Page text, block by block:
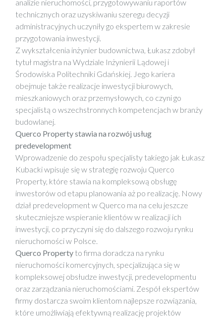
analizie nieruchomości, przygotowywaniu raportów
technicznych oraz uzyskiwaniu szeregu decyzji
administracyjnych uczyniły go ekspertem w zakresie
przygotowania inwestycji.
Z wykształcenia inżynier budownictwa, Łukasz zdobył
tytuł magistra na Wydziale Inżynierii Lądowej i
Środowiska Politechniki Gdańskiej. Jego kariera
obejmuje także realizacje inwestycji biurowych,
mieszkaniowych oraz przemysłowych, co czyni go
specjalistą o wszechstronnych kompetencjach w branży
budowlanej.
Querco Property stawia na rozwój usług
predevelopment
Wprowadzenie do zespołu specjalisty takiego jak Łukasz
Kubacki wpisuje się w strategię rozwoju Querco
Property, które stawia na kompleksową obsługę
inwestorów od etapu planowania aż po realizację. Nowy
dział predevelopment w Querco ma na celu jeszcze
skuteczniejsze wspieranie klientów w realizacji ich
inwestycji, co przyczyni się do dalszego rozwoju rynku
nieruchomości w Polsce.
Querco Property to firma doradcza na rynku
nieruchomości komercyjnych, specjalizująca się w
kompleksowej obsłudze inwestycji, predevelopmentu
oraz zarządzania nieruchomościami. Zespół ekspertów
firmy dostarcza swoim klientom najlepsze rozwiązania,
które umożliwiają efektywną realizację projektów